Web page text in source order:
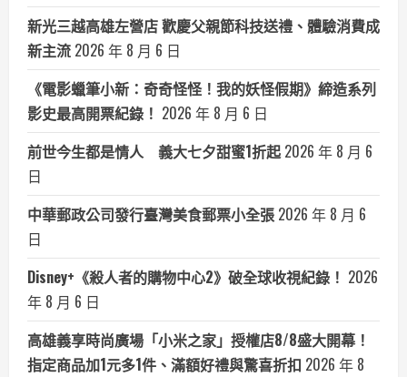
新光三越高雄左營店 歡慶父親節科技送禮、體驗消費成
新主流 2026 年 8 月 6 日
《電影蠟筆小新：奇奇怪怪！我的妖怪假期》締造系列
影史最高開票紀錄！ 2026 年 8 月 6 日
前世今生都是情人 義大七夕甜蜜1折起 2026 年 8 月 6
日
中華郵政公司發行臺灣美食郵票小全張 2026 年 8 月 6
日
Disney+《殺人者的購物中心2》破全球收視紀錄！ 2026
年 8 月 6 日
高雄義享時尚廣場「小米之家」授權店8/8盛大開幕！
指定商品加1元多1件、滿額好禮與驚喜折扣 2026 年 8